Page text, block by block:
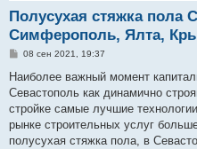
Полусухая стяжка пола
Симферополь, Ялта,
С
о
щ
е
н
и
е
08 сен 2021, 19:37
Наиболее важный момент
Севастополь как динамично
стройке самые лучшие
рынке строительных услуг
полусухая стяжка пола, в